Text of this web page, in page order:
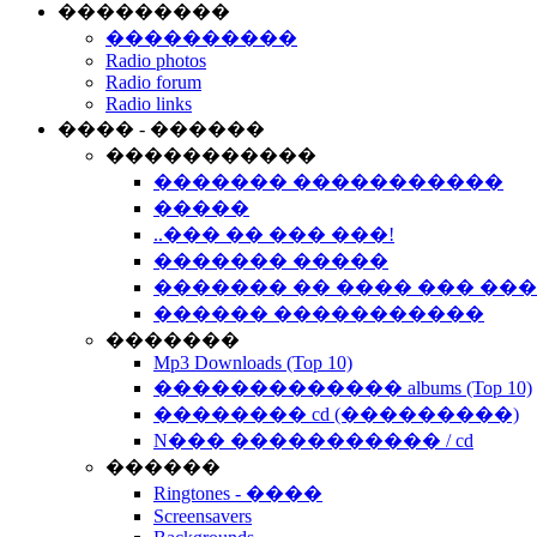
���������
����������
Radio photos
Radio forum
Radio links
���� - ������
�����������
������� �����������
�����
..��� �� ��� ���!
������� �����
������� �� ���� ���
������ �����������
�������
Mp3 Downloads (Top 10)
������������� albums (Top 10)
�������� cd (���������)
N��� ����������� / cd
������
Ringtones - ����
Screensavers